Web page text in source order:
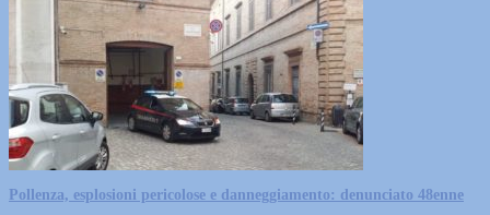
Pollenza, esplosioni pericolose e danneggiamento: denunciato 48enne